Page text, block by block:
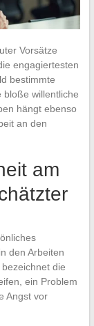
Vorsätze
engagiertesten
bestimmte
bloße willentliche
hängt ebenso
an den
am
den Arbeiten
die
ein Problem
Angst vor